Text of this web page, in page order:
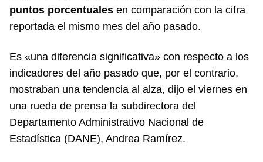
puntos porcentuales en comparación con la cifra
reportada el mismo mes del año pasado.
Es «una diferencia significativa» con respecto a los
indicadores del año pasado que, por el contrario,
mostraban una tendencia al alza, dijo el viernes en
una rueda de prensa la subdirectora del
Departamento Administrativo Nacional de
Estadística (DANE), Andrea Ramírez.